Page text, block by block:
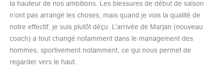
la hauteur de nos ambitions. Les blessures de début de saison
n’ont pas arrangé les choses, mais quand je vois la qualité de
notre effectif, je suis plutôt déçu. L’arrivée de Marjan (nouveau
coach) a tout changé notamment dans le management des
hommes, sportivement notamment, ce qui nous permet de
regarder vers le haut.